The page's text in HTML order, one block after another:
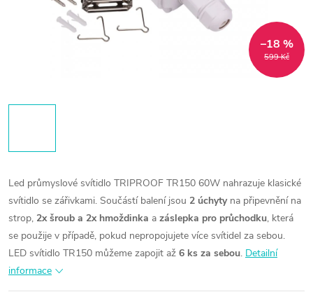
599 Kč
–18 %
Led průmyslové svítidlo TRIPROOF TR150 60W nahrazuje klasické
svítidlo se zářivkami. Součástí balení jsou 2 úchytyna připevnění na
strop, 2x šroub a 2x hmoždinka a záslepka pro průchodku, která
se použije v případě, pokud nepropojujete více svítidel za sebou.
LED svítidlo TR150 můžeme zapojit až 6 ks za sebou. Detailní
informace